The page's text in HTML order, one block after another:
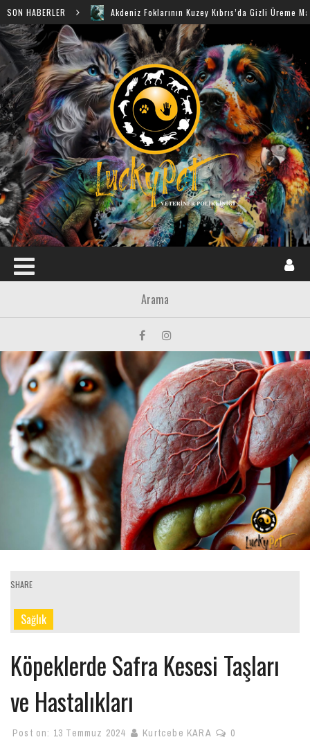
SON HABERLER Akdeniz Foklarının Kuzey Kıbrıs’da Gizli Üreme Mağaraları
SHARE
Sağlık
Köpeklerde Safra Kesesi Taşları
ve Hastalıkları
Post on: 13 Temmuz 2024 Kurtcebe KARA 0